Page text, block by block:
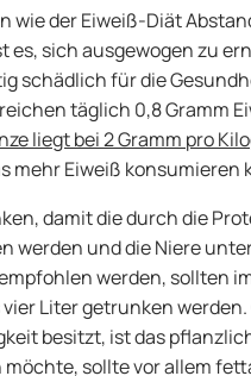
wie der Eiweiß-Diät
sich ausgewogen zu
schädlich für die
täglich 0,8 Gramm
liegt bei 2 Gramm pro
mehr Eiweiß konsumieren
damit die durch die
werden und die Niere
werden, sollten
Liter getrunken
besitzt, ist das
sollte vor allem